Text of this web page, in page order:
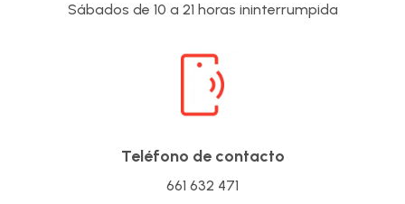
Sábados de 10 a 21 horas ininterrumpida
Teléfono de contacto
661 632 471